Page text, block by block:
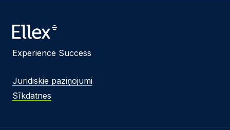
Experience Success
Juridiskie paziņojumi
Sīkdatnes